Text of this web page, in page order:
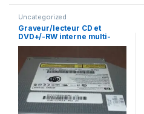
Uncategorized
Graveur/lecteur CD et
DVD+/-RW interne multi-
recorder portable TS-L632